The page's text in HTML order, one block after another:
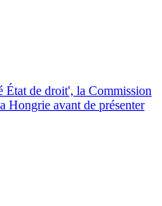
État de droit', la Commission
Hongrie avant de présenter